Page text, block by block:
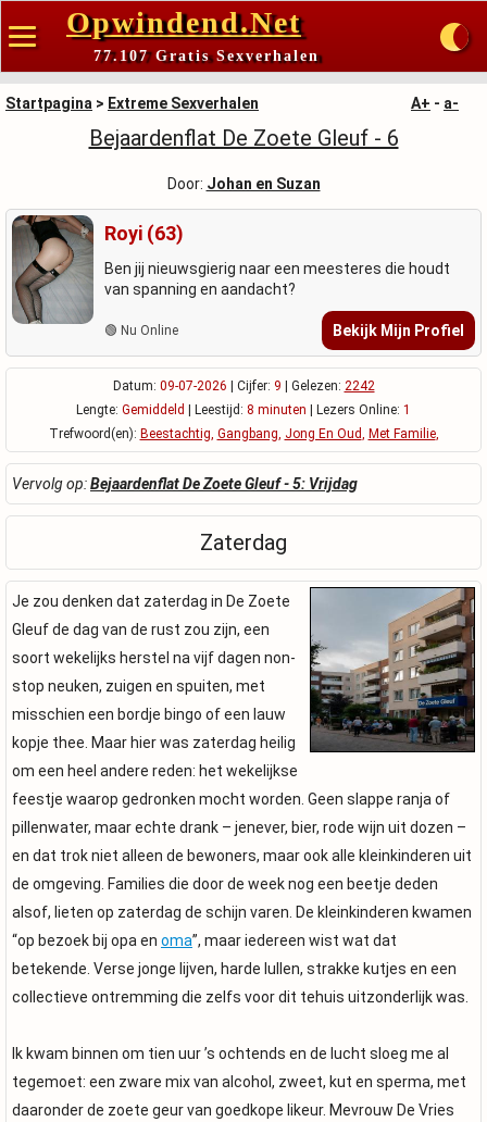
Opwindend.Net
77.107 Gratis Sexverhalen
Startpagina > Extreme Sexverhalen A+ - a-
Bejaardenflat De Zoete Gleuf - 6
Door: Johan en Suzan
Royi (63)
Ben jij nieuwsgierig naar een meesteres die houdt
van spanning en aandacht?
🟢 Nu Online Bekijk Mijn Profiel
Datum: 09-07-2026 | Cijfer: 9 | Gelezen: 2242
Lengte: Gemiddeld | Leestijd: 8 minuten | Lezers Online: 1
Trefwoord(en): Beestachtig, Gangbang, Jong En Oud, Met Familie,
Vervolg op:Bejaardenflat De Zoete Gleuf - 5: Vrijdag
Zaterdag
Je zou denken dat zaterdag in De Zoete
Gleuf de dag van de rust zou zijn, een
soort wekelijks herstel na vijf dagen non-
stop neuken, zuigen en spuiten, met
misschien een bordje bingo of een lauw
kopje thee. Maar hier was zaterdag heilig
om een heel andere reden: het wekelijkse
feestje waarop gedronken mocht worden. Geen slappe ranja of
pillenwater, maar echte drank – jenever, bier, rode wijn uit dozen –
en dat trok niet alleen de bewoners, maar ook alle kleinkinderen uit
de omgeving. Families die door de week nog een beetje deden
alsof, lieten op zaterdag de schijn varen. De kleinkinderen kwamen
“op bezoek bij opa en oma”, maar iedereen wist wat dat
betekende. Verse jonge lijven, harde lullen, strakke kutjes en een
collectieve ontremming die zelfs voor dit tehuis uitzonderlijk was.
Ik kwam binnen om tien uur ’s ochtends en de lucht sloeg me al
tegemoet: een zware mix van alcohol, zweet, kut en sperma, met
daaronder de zoete geur van goedkope likeur. Mevrouw De Vries